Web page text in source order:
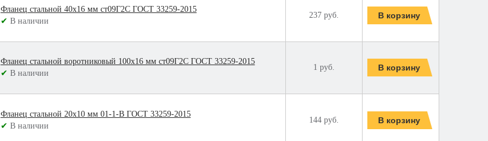
Фланец стальной 40х16 мм ст09Г2С ГОСТ 33259-2015
✔ В наличии
237 руб.
Фланец стальной воротниковый 100х16 мм ст09Г2С ГОСТ 33259-2015
✔ В наличии
1 руб.
Фланец стальной 20х10 мм 01-1-В ГОСТ 33259-2015
✔ В наличии
144 руб.